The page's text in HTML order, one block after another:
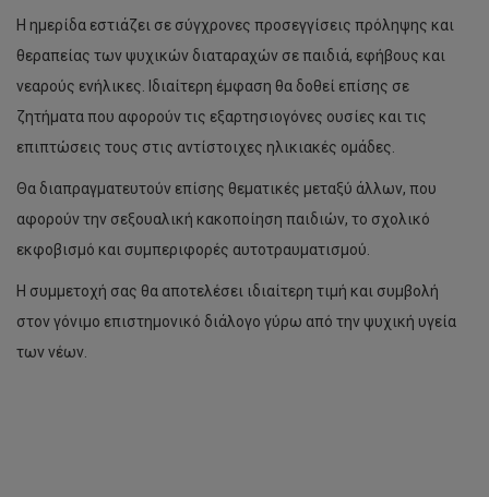
Η ημερίδα εστιάζει σε σύγχρονες προσεγγίσεις πρόληψης και
θεραπείας των ψυχικών διαταραχών σε παιδιά, εφήβους και
νεαρούς ενήλικες. Ιδιαίτερη έμφαση θα δοθεί επίσης σε
ζητήματα που αφορούν τις εξαρτησιογόνες ουσίες και τις
επιπτώσεις τους στις αντίστοιχες ηλικιακές ομάδες.
Θα διαπραγματευτούν επίσης θεματικές μεταξύ άλλων, που
αφορούν την σεξουαλική κακοποίηση παιδιών, το σχολικό
εκφοβισμό και συμπεριφορές αυτοτραυματισμού.
Η συμμετοχή σας θα αποτελέσει ιδιαίτερη τιμή και συμβολή
στον γόνιμο επιστημονικό διάλογο γύρω από την ψυχική υγεία
των νέων.